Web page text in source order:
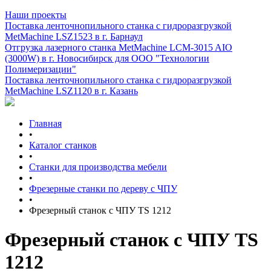
Наши проекты
Поставка ленточнопильного станка c гидроразгрузкой
MetMachine LSZ1523 в г. Барнаул
Отгрузка лазерного станка MetMachine LCM-3015 AIO
(3000W) в г. Новосибирск для ООО "Технологии
Полимеризации"
Поставка ленточнопильного станка c гидроразгрузкой
MetMachine LSZ1120 в г. Казань
Главная
•
Каталог станков
•
Станки для производства мебели
•
Фрезерные станки по дереву с ЧПУ
•
Фрезерный станок с ЧПУ TS 1212
Фрезерный станок с ЧПУ TS
1212